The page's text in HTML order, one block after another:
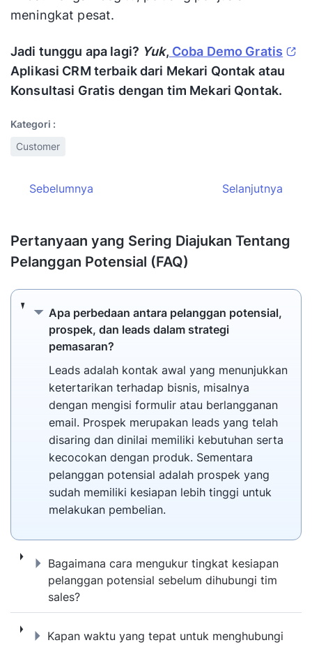
meningkat pesat.
Jadi tunggu apa lagi? Yuk, Coba Demo Gratis
Aplikasi CRM terbaik dari Mekari Qontak atau
Konsultasi Gratis dengan tim Mekari Qontak.
Kategori :
Customer
Sebelumnya Selanjutnya
Pertanyaan yang Sering Diajukan Tentang
Pelanggan Potensial (FAQ)
Apa perbedaan antara pelanggan potensial,
prospek, dan leads dalam strategi
pemasaran?
Apa perbedaan antara pelanggan
Leads adalah kontak awal yang menunjukkan
ketertarikan terhadap bisnis, misalnya
dengan mengisi formulir atau berlangganan
email. Prospek merupakan leads yang telah
disaring dan dinilai memiliki kebutuhan serta
kecocokan dengan produk. Sementara
pelanggan potensial adalah prospek yang
sudah memiliki kesiapan lebih tinggi untuk
melakukan pembelian.
Bagaimana cara mengukur tingkat kesiapan
pelanggan potensial sebelum dihubungi tim
sales?
Bagaimana cara mengukur tingkat
Kapan waktu yang tepat untuk menghubungi
Kapan waktu yang tepat untuk